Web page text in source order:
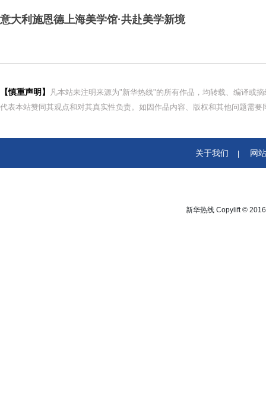
意大利施恩德上海美学馆·共赴美学新境
【慎重声明】
凡本站未注明来源为"新华热线"的所有作品，均转载、编译或
代表本站赞同其观点和对其真实性负责。如因作品内容、版权和其他问题需
关于我们 网
新华热线 Copylift ©